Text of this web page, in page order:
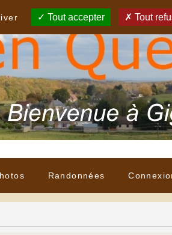
Randonnées
Tout accepter Tout